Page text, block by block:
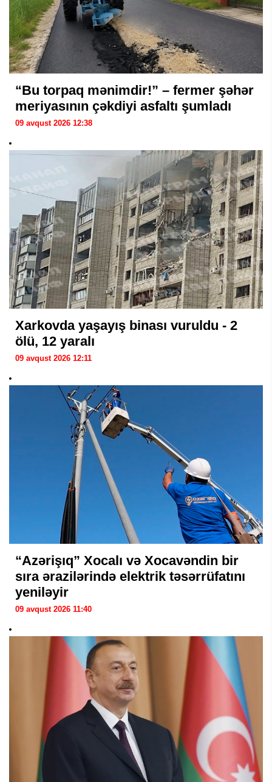
“Bu torpaq mənimdir!” – fermer şəhər
meriyasının çəkdiyi asfaltı şumladı
09 avqust 2026 12:38
Xarkovda yaşayış binası vuruldu - 2
ölü, 12 yaralı
09 avqust 2026 12:11
“Azərişıq” Xocalı və Xocavəndin bir
sıra ərazilərində elektrik təsərrüfatını
yeniləyir
09 avqust 2026 11:40